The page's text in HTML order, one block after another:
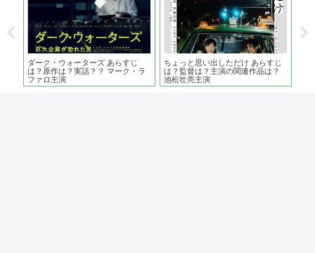
ダーク・ウォーターズ あらすじ
は？原作は？実話？？ マーク・ラ
ファロ主演
ちょっと思い出しただけ あらすじ
は？監督は？主演の関連作品は？
池松壮亮主演